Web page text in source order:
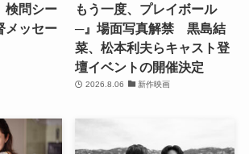
検問シー
メッセー
もう一度、プレイボール
─』場面写真解禁 黒島結
菜、松本利夫らキャスト登
壇イベントの開催決定
2026.8.06 新作映画